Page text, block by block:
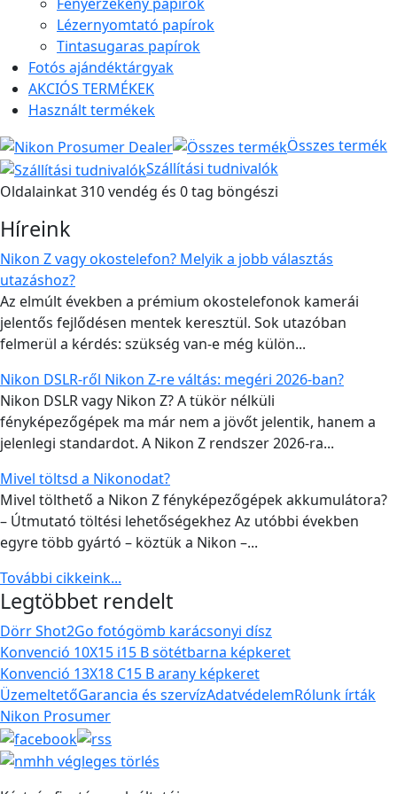
Fényérzékeny papírok
Lézernyomtató papírok
Tintasugaras papírok
Fotós ajándéktárgyak
AKCIÓS TERMÉKEK
Használt termékek
Összes termék
Szállítási tudnivalók
Oldalainkat 310 vendég és 0 tag böngészi
Híreink
Nikon Z vagy okostelefon? Melyik a jobb választás
utazáshoz?
Az elmúlt években a prémium okostelefonok kamerái
jelentős fejlődésen mentek keresztül. Sok utazóban
felmerül a kérdés: szükség van-e még külön...
Nikon DSLR-ről Nikon Z-re váltás: megéri 2026-ban?
Nikon DSLR vagy Nikon Z? A tükör nélküli
fényképezőgépek ma már nem a jövőt jelentik, hanem a
jelenlegi standardot. A Nikon Z rendszer 2026-ra...
Mivel töltsd a Nikonodat?
Mivel tölthető a Nikon Z fényképezőgépek akkumulátora?
– Útmutató töltési lehetőségekhez Az utóbbi években
egyre több gyártó – köztük a Nikon –...
További cikkeink...
Legtöbbet rendelt
Dörr Shot2Go fotógömb karácsonyi dísz
Konvenció 10X15 i15 B sötétbarna képkeret
Konvenció 13X18 C15 B arany képkeret
ÜzemeltetőGarancia és szervízAdatvédelemRólunk írták
Nikon Prosumer